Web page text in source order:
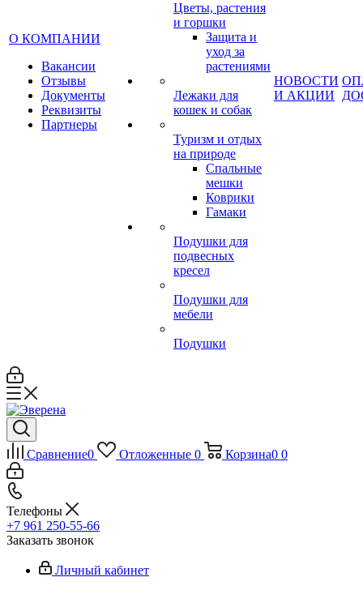
О КОМПАНИИ
Вакансии
Отзывы
Документы
Реквизиты
Партнеры
Цветы, растения
и горшки
Защита и
уход за
растениями
Лежаки для
кошек и собак
Туризм и отдых
на природе
Спальные
мешки
Коврики
Гамаки
Подушки для
подвесных
кресел
Подушки для
мебели
Подушки
НОВОСТИ
И АКЦИИ
Сравнение0 Отложенные 0 Корзина0 0
Телефоны
+7 961 250-55-66
Заказать звонок
Личный кабинет